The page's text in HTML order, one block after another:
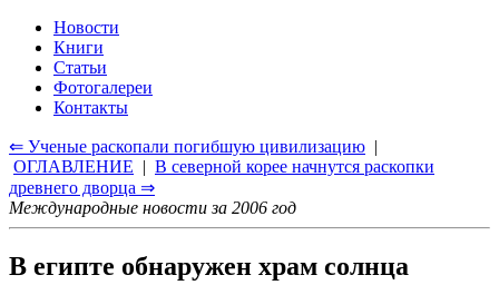
Новости
Книги
Статьи
Фотогалереи
Контакты
⇐ Ученые раскопали погибшую цивилизацию |
ОГЛАВЛЕНИЕ | В северной корее начнутся раскопки
древнего дворца ⇒
Международные новости за 2006 год
В египте обнаружен храм солнца